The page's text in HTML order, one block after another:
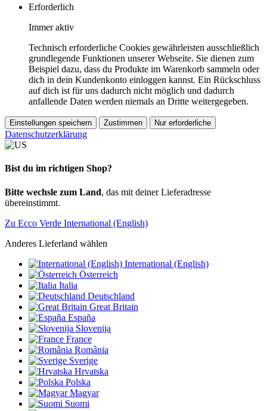
Erforderlich
Immer aktiv
Technisch erforderliche Cookies gewährleisten ausschließlich
grundlegende Funktionen unserer Webseite. Sie dienen zum
Beispiel dazu, dass du Produkte im Warenkorb sammeln oder
dich in dein Kundenkonto einloggen kannst. Ein Rückschluss
auf dich ist für uns dadurch nicht möglich und dadurch
anfallende Daten werden niemals an Dritte weitergegeben.
Einstellungen speichern Zustimmen Nur erforderliche
Datenschutzerklärung
Bist du im richtigen Shop?
Bitte wechsle zum Land, das mit deiner Lieferadresse
übereinstimmt.
Zu Ecco Verde International (English)
Anderes Lieferland wählen
International (English)
Österreich
Italia
Deutschland
Great Britain
España
Slovenija
France
România
Sverige
Hrvatska
Polska
Magyar
Suomi